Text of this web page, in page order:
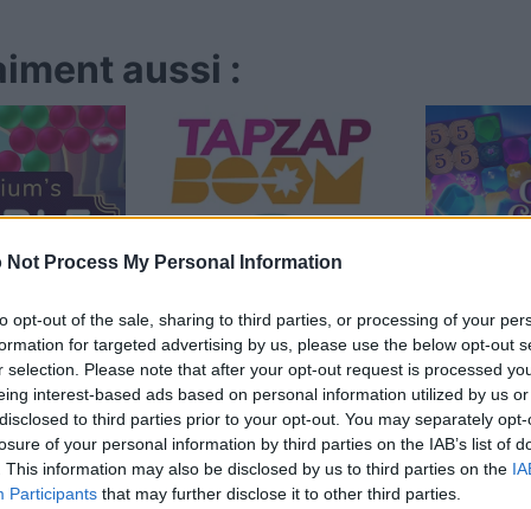
Not Process My Personal Information
opt-out of the sale, sharing to third parties, or processing of your
for targeted advertising by us, please use the below opt-out
selection. Please note that after your opt-out request is processed
interest-based ads based on personal information utilized by us
to third parties prior to your opt-out. You may separately
of your personal information by third parties on the IAB’s list of
This information may also be disclosed by us to third parties on the
Participants that may further disclose it to other third parties.
aussi :
Tap Zap Boom Crystal